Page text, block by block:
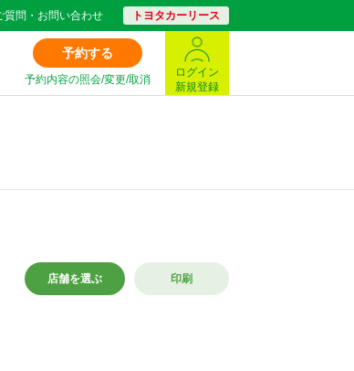
質問・お問い合わせ トヨタカーリース
予約する
予約内容の照会/変更/取消
ログイン
新規登録
店舗を選ぶ 印刷